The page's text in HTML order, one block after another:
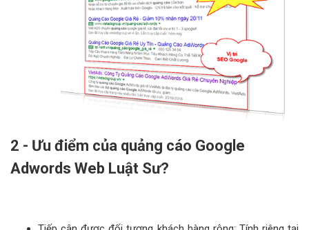
2 - Ưu điểm của quảng cáo Google
Adwords Web Luật Sư?